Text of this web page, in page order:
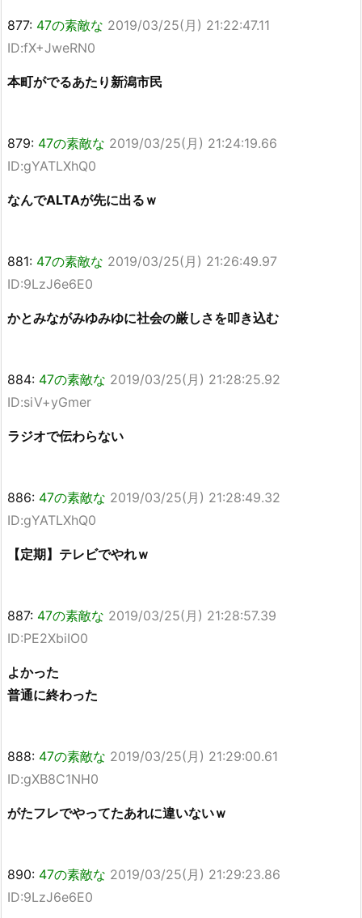
877: 47の素敵な 2019/03/25(月) 21:22:47.11
ID:fX+JweRN0
本町がでるあたり新潟市民
879: 47の素敵な 2019/03/25(月) 21:24:19.66
ID:gYATLXhQ0
なんでALTAが先に出るｗ
881: 47の素敵な 2019/03/25(月) 21:26:49.97
ID:9LzJ6e6E0
かとみながみゆみゆに社会の厳しさを叩き込む
884: 47の素敵な 2019/03/25(月) 21:28:25.92
ID:siV+yGmer
ラジオで伝わらない
886: 47の素敵な 2019/03/25(月) 21:28:49.32
ID:gYATLXhQ0
【定期】テレビでやれｗ
887: 47の素敵な 2019/03/25(月) 21:28:57.39
ID:PE2XbiIO0
よかった
普通に終わった
888: 47の素敵な 2019/03/25(月) 21:29:00.61
ID:gXB8C1NH0
がたフレでやってたあれに違いないｗ
890: 47の素敵な 2019/03/25(月) 21:29:23.86
ID:9LzJ6e6E0